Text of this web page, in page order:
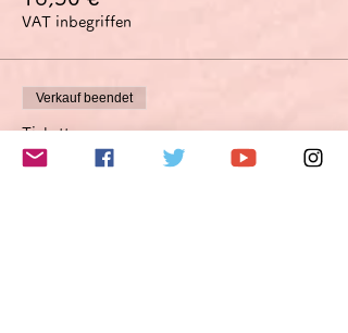
VAT inbegriffen
Verkauf beendet
Tickettyp
Verbesserungsvorschlagsoption